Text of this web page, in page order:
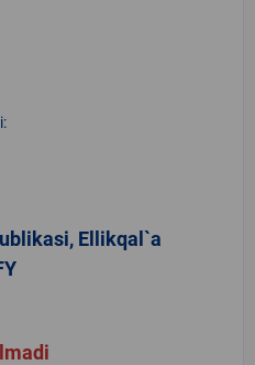
Ellikqal`a